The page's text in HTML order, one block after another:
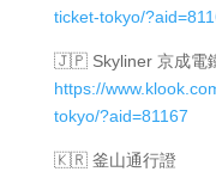
ticket-tokyo/
🇯🇵 Skyliner 京成電
https://
tokyo/?aid=81167
🇰🇷 釜山通行證